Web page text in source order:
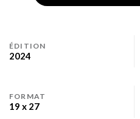
ÉDITION
2024
FORMAT
19 x 27